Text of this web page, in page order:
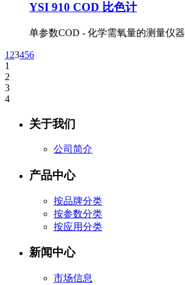
YSI 910 COD 比色计
单参数COD - 化学需氧量的测量仪器
1 23456
1
2
3
4
关于我们
公司简介
产品中心
按品牌分类
按参数分类
按应用分类
新闻中心
市场信息